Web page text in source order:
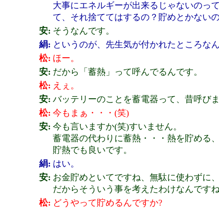
大事にエネルギーが出来るじゃないのっ
て、それ捨ててはするの？貯めとかない
安: そうなんです。
絹: というのが、先生気が付かれたところな
松: ほー。
安: だから「蓄熱」って呼んでるんです。
松: えぇ。
安: バッテリーのことを蓄電器って、昔呼び
松: 今もまぁ・・・(笑)
安: 今も言いますか(笑)すいません。
蓄電器の代わりに蓄熱・・・熱を貯める
貯熱でも良いです。
絹: はい。
安: お金貯めといてですね、無駄に使わずに
だからそういう事を考えたわけなんです
松: どうやって貯めるんですか?